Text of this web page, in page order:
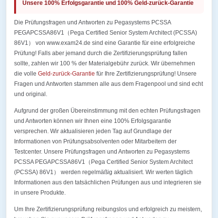
Unsere 100% Erfolgsgarantie und 100% Geld-zurück-Garantie
Die Prüfungsfragen und Antworten zu Pegasystems PCSSA
PEGAPCSSA86V1（Pega Certified Senior System Architect (PCSSA)
86V1） von www.exam24.de sind eine Garantie für eine erfolgreiche
Prüfung! Falls aber jemand durch die Zertifizierungsprüfung fallen
sollte, zahlen wir 100 % der Materialgebühr zurück. Wir übernehmen
die volle Geld-zurück-Garantie für Ihre Zertifizierungsprüfung! Unsere
Fragen und Antworten stammen alle aus dem Fragenpool und sind echt
und original.
Aufgrund der großen Übereinstimmung mit den echten Prüfungsfragen
und Antworten können wir Ihnen eine 100% Erfolgsgarantie
versprechen. Wir aktualisieren jeden Tag auf Grundlage der
Informationen von Prüfungsabsolventen oder Mitarbeitern der
Testcenter. Unsere Prüfungsfragen und Antworten zu Pegasystems
PCSSA PEGAPCSSA86V1（Pega Certified Senior System Architect
(PCSSA) 86V1） werden regelmäßig aktualisiert. Wir werten täglich
Informationen aus den tatsächlichen Prüfungen aus und integrieren sie
in unsere Produkte.
Um Ihre Zertifizierungsprüfung reibungslos und erfolgreich zu meistern,